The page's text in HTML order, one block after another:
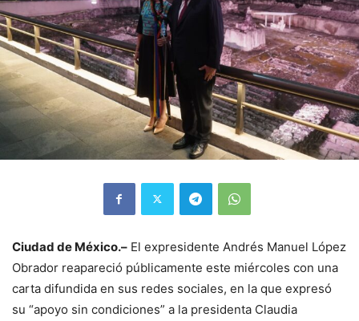
Ciudad de México.– El expresidente Andrés Manuel López
Obrador reapareció públicamente este miércoles con una
carta difundida en sus redes sociales, en la que expresó
su “apoyo sin condiciones” a la presidenta Claudia